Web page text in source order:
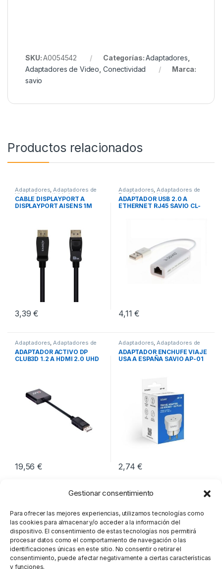
Gestionar consentimiento
Para ofrecer las mejores experiencias, utilizamos tecnologías como
las cookies para almacenar y/o acceder a la información del
dispositivo. El consentimiento de estas tecnologías nos permitirá
procesar datos como el comportamiento de navegación o las
identificaciones únicas en este sitio. No consentir o retirar el
consentimiento, puede afectar negativamente a ciertas características
y funciones.
SKU:A0054542 Categorías:Adaptadores
Adaptadores de Video Conectividad
Marca:
savio
Productos relacionados
Adaptadores,Adaptadores de
Video ,Conectividad
CABLE DISPLAYPORT A
DISPLAYPORT AISENS 1M
3,39€
Adaptadores,Adaptadores de
Red,Conectividad
ADAPTADOR USB 2.0 A
ETHERNET RJ45 SAVIO CL-
4,11€
Adaptadores,Adaptadores de
Video,Conectividad
ADAPTADOR ACTIVO DP
CLUB3D 1.2 A HDMI 2.0 UHD
19,56€
Adaptadores,Adaptadores de
Corriente, Conectividad
ADAPTADOR ENCHUFE VIAJE
USA A ESPAÑA SAVIO AP-01
2,74€